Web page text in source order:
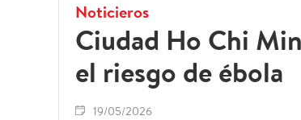
Noticieros
Ciudad Ho Chi
el riesgo de ébola
19/05/2026